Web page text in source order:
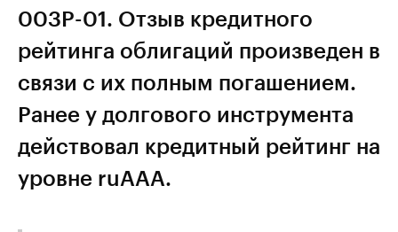
003Р-01. Отзыв кредитного
рейтинга облигаций произведен в
связи с их полным погашением.
Ранее у долгового инструмента
действовал кредитный рейтинг на
уровне ruААА.